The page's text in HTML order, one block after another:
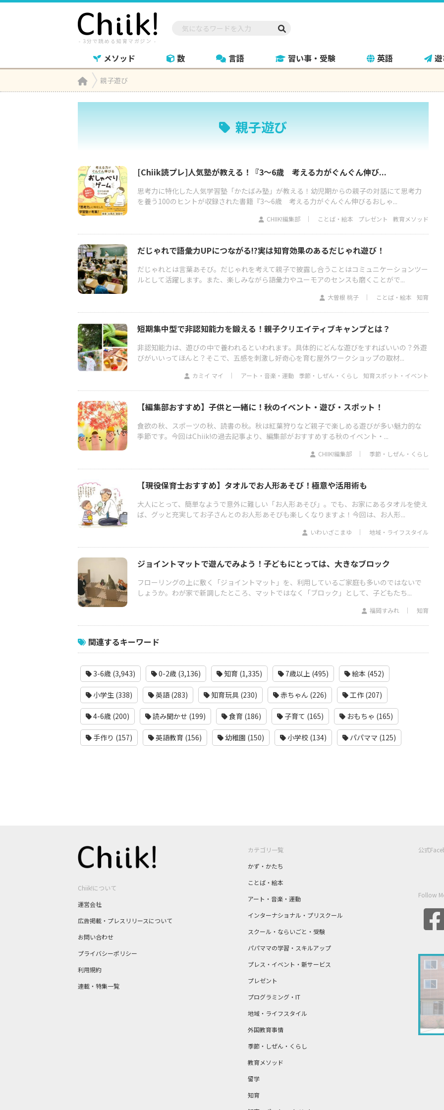
メソッド 数 言語 習い事・受験 英語
Home親子遊び
親子遊び
[Chiik読プレ]人気塾が教える！『3～6歳 考える力がぐんぐん伸び...
思考力に特化した人気学習塾「かたばみ塾」が教える！幼児期からの親子の対話にて思考力
を養う100のヒントが収録された書籍『3～6歳 考える力がぐんぐん伸びるおしゃ...
CHIIK!編集部 ことば・絵本 プレゼント 教育メソッド
だじゃれで語彙力UPにつながる!?実は知育効果のあるだじゃれ遊び！
だじゃれとは言葉あそび。だじゃれを考えて親子で披露し合うことはコミュニケーションツー
ルとして活躍します。また、楽しみながら語彙力やユーモアのセンスも磨くことがで...
大曽根 桃子 ことば・絵本 知育
短期集中型で非認知能力を鍛える！親子クリエイティブキャンプとは？
非認知能力は、遊びの中で養われるといわれます。具体的にどんな遊びをすればいいの？外遊
びがいいってほんと？そこで、五感を刺激し好奇心を育む屋外ワークショップの取材...
カミイ マイ アート・音楽・運動 季節・しぜん・くらし 知育スポット・イベント
【編集部おすすめ】子供と一緒に！秋のイベント・遊び・スポット！
食欲の秋、スポーツの秋、読書の秋。秋は紅葉狩りなど親子で楽しめる遊びが多い魅力的な
季節です。今回はChiik!の過去記事より、編集部がおすすめする秋のイベント・...
CHIIK!編集部 季節・しぜん・くらし
【現役保育士おすすめ】タオルでお人形あそび！極意や活用術も
大人にとって、簡単なようで意外に難しい「お人形あそび」。でも、お家にあるタオルを使え
ば、グッと充実してお子さんとのお人形あそびも楽しくなりますよ！今回は、お人形...
いわいざこまゆ 地域・ライフスタイル
ジョイントマットで遊んでみよう！子どもにとっては、大きなブロック
フローリングの上に敷く「ジョイントマット」を、利用しているご家庭も多いのではないで
しょうか。わが家で新調したところ、マットではなく「ブロック」として、子どもたち...
福岡すみれ 知育
関連するキーワード
3-6歳 (3,943) 0-2歳 (3,136) 知育 (1,335) 7歳以上 (495) 絵本 (452)
小学生 (338) 英語 (283) 知育玩具 (230) 赤ちゃん (226) 工作 (207)
4-6歳 (200) 読み聞かせ (199) 食育 (186) 子育て (165) おもちゃ (165)
手作り (157) 英語教育 (156) 幼稚園 (150) 小学校 (134) パパママ (125)
Chiik!について
運営会社
広告掲載・プレスリリースについて
お問い合わせ
プライバシーポリシー
利用規約
連載・特集一覧
カテゴリ一覧
かず・かたち
ことば・絵本
アート・音楽・運動
インターナショナル・プリスクール
スクール・ならいごと・受験
パパママの学習・スキルアップ
プレス・イベント・新サービス
プレゼント
プログラミング・IT
地域・ライフスタイル
外国教育事情
季節・しぜん・くらし
教育メソッド
留学
知育
公式
Follow